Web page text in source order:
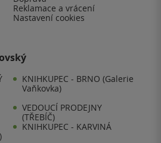
Reklamace a vrácení
Nastavení cookies
KNIHKUPEC - BRNO (Galerie
Vaňkovka)
VEDOUCÍ PRODEJNY
(TŘEBÍČ)
KNIHKUPEC - KARVINÁ